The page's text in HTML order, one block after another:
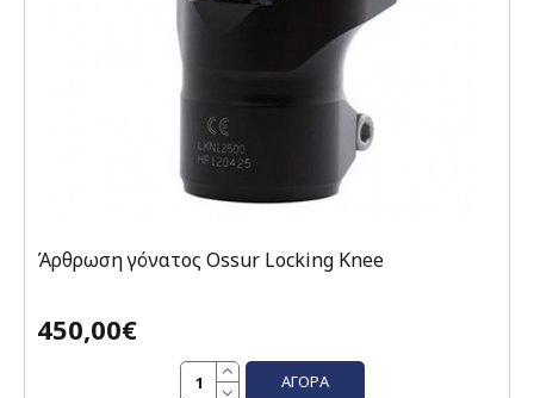
Άρθρωση γόνατος Ossur Locking Knee
450,00€
ΑΓΟΡΆ